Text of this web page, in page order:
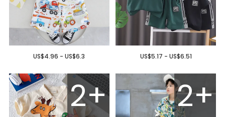
US$4.96 - US$6.3 US$5.17 - US$6.51
2+ 2+